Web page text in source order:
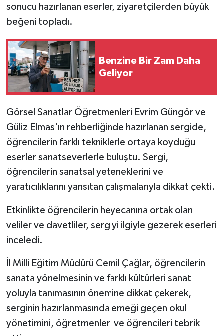
sonucu hazırlanan eserler, ziyaretçilerden büyük
beğeni topladı.
Benzine Bir Zam Daha
Geliyor
Görsel Sanatlar Öğretmenleri Evrim Güngör ve
Güliz Elmas'ın rehberliğinde hazırlanan sergide,
öğrencilerin farklı tekniklerle ortaya koyduğu
eserler sanatseverlerle buluştu. Sergi,
öğrencilerin sanatsal yeteneklerini ve
yaratıcılıklarını yansıtan çalışmalarıyla dikkat çekti.
Etkinlikte öğrencilerin heyecanına ortak olan
veliler ve davetliler, sergiyi ilgiyle gezerek eserleri
inceledi.
İl Milli Eğitim Müdürü Cemil Çağlar, öğrencilerin
sanata yönelmesinin ve farklı kültürleri sanat
yoluyla tanımasının önemine dikkat çekerek,
serginin hazırlanmasında emeği geçen okul
yönetimini, öğretmenleri ve öğrencileri tebrik